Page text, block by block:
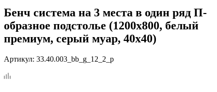
Бенч система на 3 места в один ряд П-
образное подстолье (1200x800, белый
премиум, серый муар, 40x40)
Артикул: 33.40.003_bb_g_12_2_p